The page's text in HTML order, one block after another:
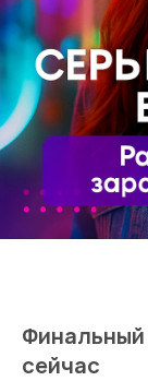
Финальный
сейчас